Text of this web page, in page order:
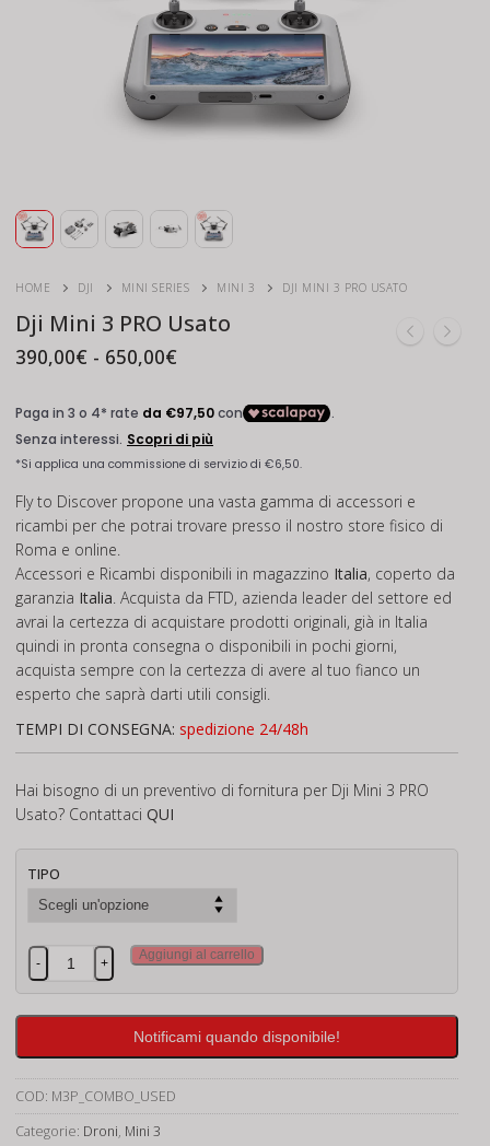
HOME DJI MINI SERIES MINI 3 DJI MINI 3 PRO USATO
Dji Mini 3 PRO Usato
390,00€ - 650,00€
da
390,00€
a
650,00€
Fly to Discover propone una vasta gamma di accessori e
ricambi per che potrai trovare presso il nostro store fisico di
Roma e online.
Accessori e Ricambi disponibili in magazzino Italia, coperto da
garanzia Italia. Acquista da FTD, azienda leader del settore ed
avrai la certezza di acquistare prodotti originali, già in Italia
quindi in pronta consegna o disponibili in pochi giorni,
acquista sempre con la certezza di avere al tuo fianco un
esperto che saprà darti utili consigli.
TEMPI DI CONSEGNA: spedizione 24/48h
Hai bisogno di un preventivo di fornitura per Dji Mini 3 PRO
Usato? Contattaci QUI
TIPO
Dji
Mini
Usato
quantità
- +
Aggiungi al carrello
Notificami quando disponibile!
COD: M3P_COMBO_USED
Categorie: Droni, Mini 3